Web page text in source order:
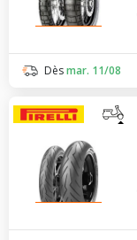
Dèsmar. 11/08